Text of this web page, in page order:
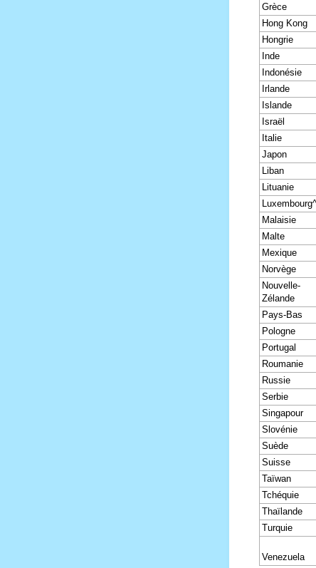
Grèce
Hong Kong
Hongrie
Inde
Indonésie
Irlande
Islande
Israël
Italie
Japon
Liban
Lituanie
Luxembourg^
Malaisie
Malte
Mexique
Norvège
Nouvelle-
Zélande
Pays-Bas
Pologne
Portugal
Roumanie
Russie
Serbie
Singapour
Slovénie
Suède
Suisse
Taïwan
Tchéquie
Thaïlande
Turquie
Venezuela